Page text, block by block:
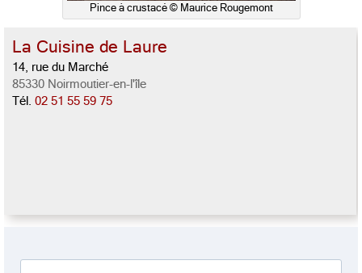
Pince à crustacé © Maurice Rougemont
La Cuisine de Laure
14, rue du Marché
85330 Noirmoutier-en-l'île
Tél. 02 51 55 59 75